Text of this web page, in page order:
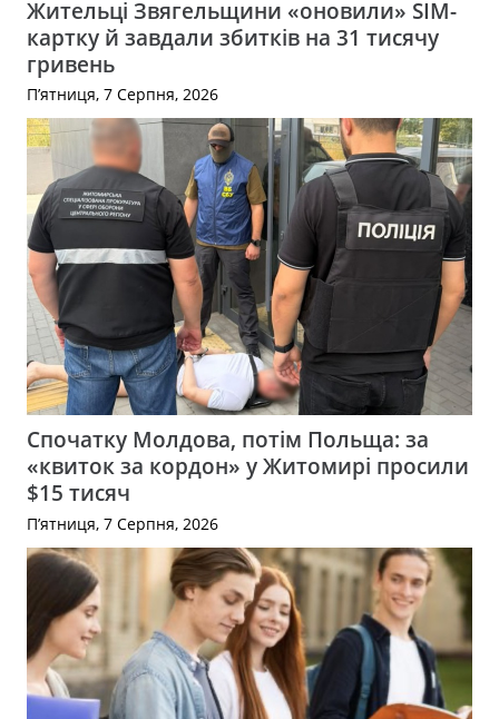
Жительці Звягельщини «оновили» SIM-
картку й завдали збитків на 31 тисячу
гривень
П’ятниця, 7 Серпня, 2026
Спочатку Молдова, потім Польща: за
«квиток за кордон» у Житомирі просили
$15 тисяч
П’ятниця, 7 Серпня, 2026